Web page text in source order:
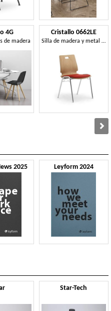
4G
de madera
Cristallo 0662LE
Silla de madera y metal para salas de espera y oficinas
2025 Leyform 2024
Star-Tech